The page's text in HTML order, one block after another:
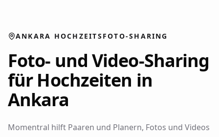
ANKARA HOCHZEITSFOTO-SHARING
Foto- und Video-Sharing
für Hochzeiten in
Ankara
Momentral hilft Paaren und Planern, Fotos und Videos